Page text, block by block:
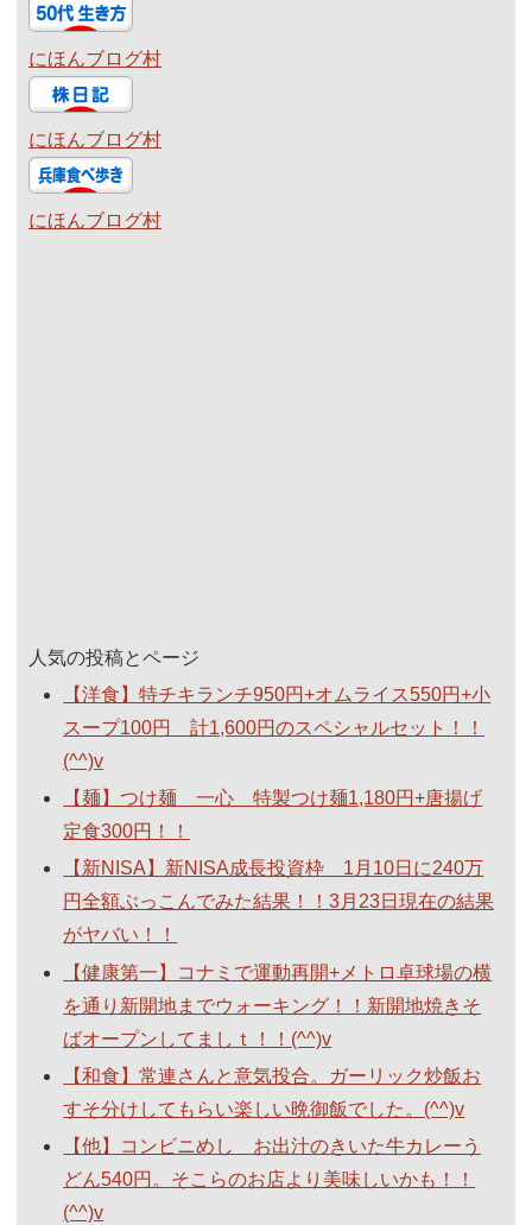
にほんブログ村
にほんブログ村
にほんブログ村
人気の投稿とページ
【洋食】特チキランチ950円+オムライス550円+小
スープ100円 計1,600円のスペシャルセット！！
(^^)v
【麺】つけ麺 一心 特製つけ麺1,180円+唐揚げ
定食300円！！
【新NISA】新NISA成長投資枠 1月10日に240万
円全額ぶっこんでみた結果！！3月23日現在の結果
がヤバい！！
【健康第一】コナミで運動再開+メトロ卓球場の横
を通り新開地までウォーキング！！新開地焼きそ
ばオープンしてましｔ！！(^^)v
【和食】常連さんと意気投合。ガーリック炒飯お
すそ分けしてもらい楽しい晩御飯でした。(^^)v
【他】コンビニめし お出汁のきいた牛カレーう
どん540円。そこらのお店より美味しいかも！！
(^^)v